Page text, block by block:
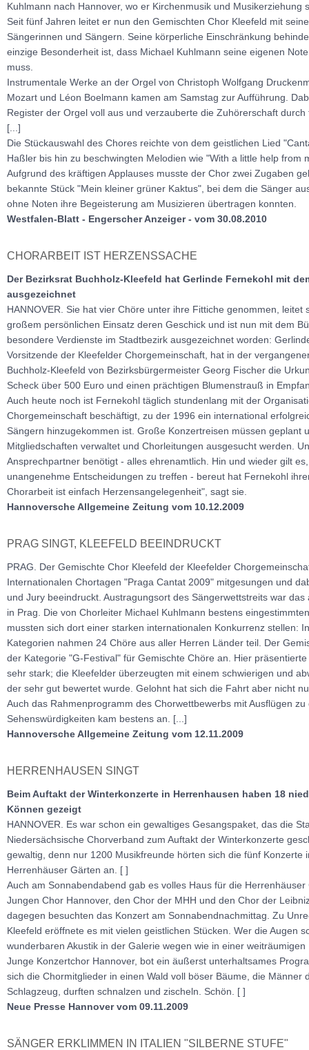
Kuhlmann nach Hannover, wo er Kirchenmusik und Musikerziehung
Seit fünf Jahren leitet er nun den Gemischten Chor Kleefeld mit
Sängerinnen und Sängern. Seine körperliche Einschränkung
einzige Besonderheit ist, dass Michael Kuhlmann seine eigenen
muss.
Instrumentale Werke an der Orgel von Christoph Wolfgang
Mozart und Léon Boelmann kamen am Samstag zur Aufführung.
Register der Orgel voll aus und verzauberte die Zuhörerschaft
[...]
Die Stückauswahl des Chores reichte von dem geistlichen Lied
Haßler bis hin zu beschwingten Melodien wie "With a little help from
Aufgrund des kräftigen Applauses musste der Chor zwei Zugaben
bekannte Stück "Mein kleiner grüner Kaktus", bei dem die Sänger
ohne Noten ihre Begeisterung am Musizieren übertragen konnten.
Westfalen-Blatt - Engerscher Anzeiger - vom 30.08.2010
CHORARBEIT IST HERZENSSACHE
Der Bezirksrat Buchholz-Kleefeld hat Gerlinde Fernekohl mit
ausgezeichnet
HANNOVER. Sie hat vier Chöre unter ihre Fittiche genommen, leitet
großem persönlichen Einsatz deren Geschick und ist nun mit dem
besondere Verdienste im Stadtbezirk ausgezeichnet worden:
Vorsitzende der Kleefelder Chorgemeinschaft, hat in der
Buchholz-Kleefeld von Bezirksbürgermeister Georg Fischer die
Scheck über 500 Euro und einen prächtigen Blumenstrauß in
Auch heute noch ist Fernekohl täglich stundenlang mit der
Chorgemeinschaft beschäftigt, zu der 1996 ein international
Sängern hinzugekommen ist. Große Konzertreisen müssen geplant
Mitgliedschaften verwaltet und Chorleitungen ausgesucht werden.
Ansprechpartner benötigt - alles ehrenamtlich. Hin und wieder gilt
unangenehme Entscheidungen zu treffen - bereut hat Fernekohl
Chorarbeit ist einfach Herzensangelegenheit", sagt sie.
Hannoversche Allgemeine Zeitung vom 10.12.2009
PRAG SINGT, KLEEFELD BEEINDRUCKT
PRAG. Der Gemischte Chor Kleefeld der Kleefelder
Internationalen Chortagen "Praga Cantat 2009" mitgesungen und
und Jury beeindruckt. Austragungsort des Sängerwettstreits war
in Prag. Die von Chorleiter Michael Kuhlmann bestens
mussten sich dort einer starken internationalen Konkurrenz stellen:
Kategorien nahmen 24 Chöre aus aller Herren Länder teil. Der
der Kategorie "G-Festival" für Gemischte Chöre an. Hier
sehr stark; die Kleefelder überzeugten mit einem schwierigen und
der sehr gut bewertet wurde. Gelohnt hat sich die Fahrt aber nicht
Auch das Rahmenprogramm des Chorwettbewerbs mit Ausflügen
Sehenswürdigkeiten kam bestens an. [...]
Hannoversche Allgemeine Zeitung vom 12.11.2009
HERRENHAUSEN SINGT
Beim Auftakt der Winterkonzerte in Herrenhausen haben 18
Können gezeigt
HANNOVER. Es war schon ein gewaltiges Gesangspaket, das die
Niedersächsische Chorverband zum Auftakt der Winterkonzerte
gewaltig, denn nur 1200 Musikfreunde hörten sich die fünf Konzerte
Herrenhäuser Gärten an. [ ]
Auch am Sonnabendabend gab es volles Haus für die
Jungen Chor Hannover, den Chor der MHH und den Chor der
dagegen besuchten das Konzert am Sonnabendnachmittag. Zu
Kleefeld eröffnete es mit vielen geistlichen Stücken. Wer die Augen
wunderbaren Akustik in der Galerie wegen wie in einer
Junge Konzertchor Hannover, bot ein äußerst unterhaltsames
sich die Chormitglieder in einen Wald voll böser Bäume, die Männer
Schlagzeug, durften schnalzen und zischeln. Schön. [ ]
Neue Presse Hannover vom 09.11.2009
SÄNGER ERKLIMMEN IN ITALIEN "SILBERNE STUFE"